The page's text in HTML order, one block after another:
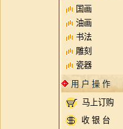
国画
油画
书法
雕刻
瓷器
用 户 操 作
马上订购
收 银 台